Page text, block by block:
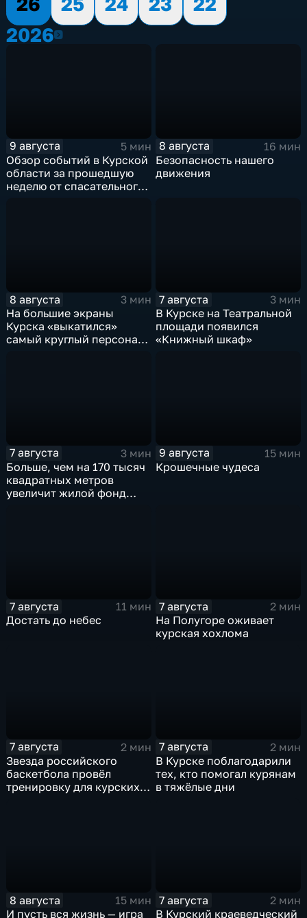
20262026
9 августа
5 мин
Обзор событий в Курской
области за прошедшую
неделю от спасательного
8 августа
16 мин
Безопасность нашего
движения
8 августа
3 мин
На большие экраны
Курска «выкатился»
самый круглый персонаж
7 августа
3 мин
В Курске на Театральной
площади появился
«Книжный шкаф»
7 августа
3 мин
Больше, чем на 170 тысяч
квадратных метров
увеличит жилой фонд
9 августа
15 мин
Крошечные чудеса
7 августа
11 мин
Достать до небес
7 августа
2 мин
На Полугоре оживает
курская хохлома
7 августа
2 мин
Звезда российского
баскетбола провёл
тренировку для курских
7 августа
2 мин
В Курске поблагодарили
тех, кто помогал курянам
в тяжёлые дни
8 августа
15 мин
И пусть вся жизнь — игра
7 августа
2 мин
В Курский краеведческий